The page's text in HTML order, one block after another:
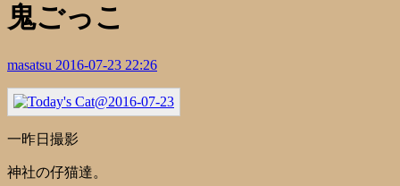
鬼ごっこ
masatsu 2016-07-23 22:26
一昨日撮影
神社の仔猫達。